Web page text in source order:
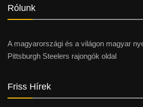
Rólunk
A magyarországi és a világon magyar
Pittsburgh Steelers rajongók oldal
Friss Hírek